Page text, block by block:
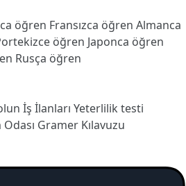
öğren Fransızca öğren Almanca
öğren Japonca öğren
Rusça öğren
İş İlanları Yeterlilik testi
Odası Gramer Kılavuzu